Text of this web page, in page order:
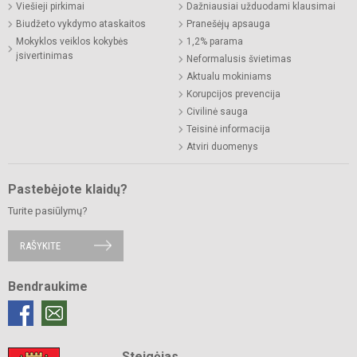
Viešieji pirkimai
Biudžeto vykdymo ataskaitos
Mokyklos veiklos kokybės
įsivertinimas
Dažniausiai užduodami klausimai
Pranešėjų apsauga
1,2% parama
Neformalusis švietimas
Aktualu mokiniams
Korupcijos prevencija
Civilinė sauga
Teisinė informacija
Atviri duomenys
Pastebėjote klaidų?
Turite pasiūlymų?
RAŠYKITE
Bendraukime